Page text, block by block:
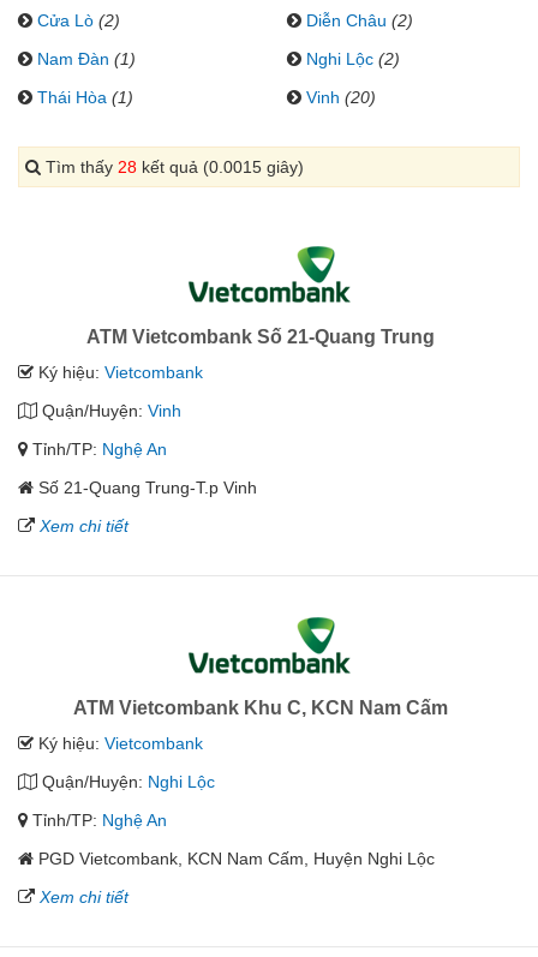
Cửa Lò (2) Diễn Châu (2)
Nam Đàn (1) Nghi Lộc (2)
Thái Hòa (1) Vinh (20)
Tìm thấy 28 kết quả (0.0015 giây)
ATM Vietcombank Số 21-Quang Trung
Ký hiệu: Vietcombank
Quận/Huyện: Vinh
Tỉnh/TP: Nghệ An
Số 21-Quang Trung-T.p Vinh
Xem chi tiết
ATM Vietcombank Khu C, KCN Nam Cấm
Ký hiệu: Vietcombank
Quận/Huyện: Nghi Lộc
Tỉnh/TP: Nghệ An
PGD Vietcombank, KCN Nam Cấm, Huyện Nghi Lộc
Xem chi tiết